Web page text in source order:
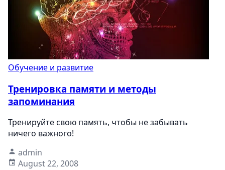
Обучение и развитие
Тренировка памяти и методы
запоминания
Тренируйте свою память, чтобы не забывать
ничего важного!
admin
August 22, 2008